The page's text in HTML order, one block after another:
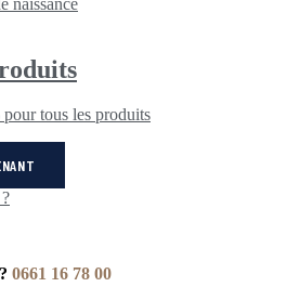
tous les produits
0661 16 78 00